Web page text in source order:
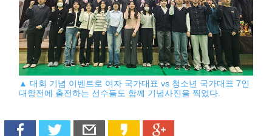
▲ 대회 기념 이벤트로 여자 국가대표 vs 청소년 국가대표 7인
대항전에 출전하는 선수들도 함께 기념사진을 찍었다.